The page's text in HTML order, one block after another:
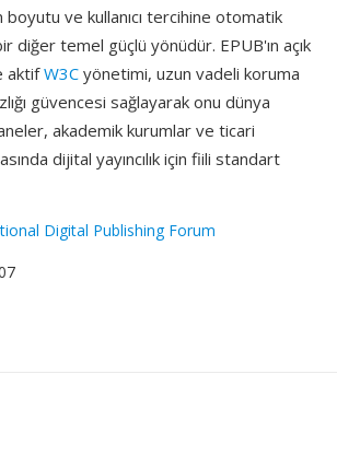
ve kullanıcı tercihine otomatik
diğer temel güçlü yönüdür. EPUB'ın açık
aktifW3C yönetimi, uzun vadeli koruma
güvencesi sağlayarak onu dünya
akademik kurumlar ve ticari
dijital yayıncılık için fiili standart
Digital Publishing Forum